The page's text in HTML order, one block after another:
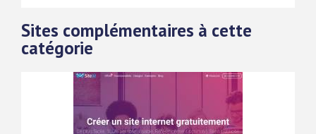
Sites complémentaires à cette
catégorie